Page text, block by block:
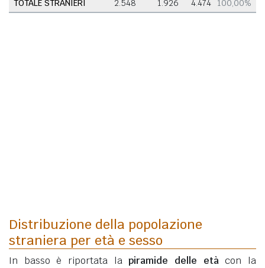
TOTALE STRANIERI 2.548 1.926 4.474 100,00%
Distribuzione della popolazione
straniera per età e sesso
In basso è riportata lapiramide delle etàcon la